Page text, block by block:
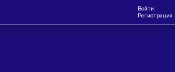
Войти
Регистрация